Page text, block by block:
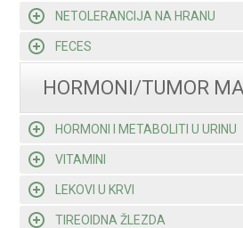
NETOLERANCIJA NA HRANU
FECES
HORMONI/TUMOR
HORMONI I METABOLITI U URINU
VITAMINI
LEKOVI U KRVI
TIREOIDNA ŽLEZDA